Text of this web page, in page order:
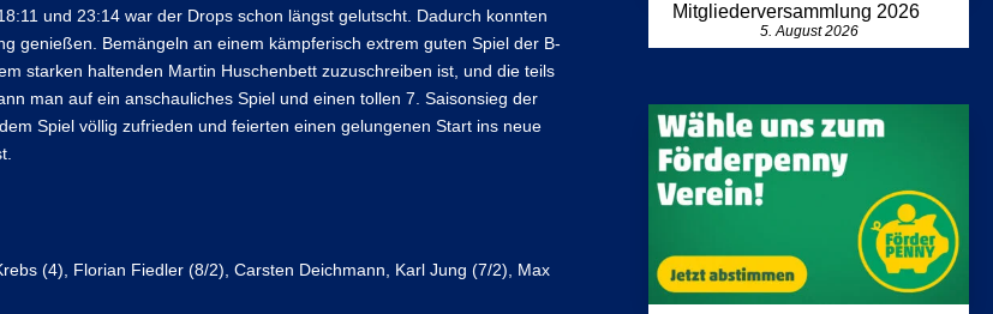
und 23:14 war der Drops schon längst gelutscht. Dadurch konnten
genießen. Bemängeln an einem kämpferisch extrem guten Spiel der B-
starken haltenden Martin Huschenbett zuzuschreiben ist, und die teils
man auf ein anschauliches Spiel und einen tollen 7. Saisonsieg der
Spiel völlig zufrieden und feierten einen gelungenen Start ins neue
(4), Florian Fiedler (8/2), Carsten Deichmann, Karl Jung (7/2), Max
Mitgliederversammlung 2026
5. August 2026